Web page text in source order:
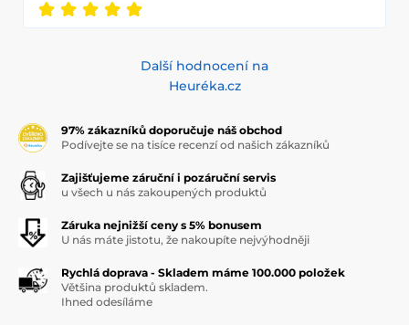
Další hodnocení na
Heuréka.cz
97% zákazníků doporučuje náš obchod
Podívejte se na tisíce recenzí od našich zákazníků
Zajišťujeme záruční i pozáruční servis
u všech u nás zakoupených produktů
Záruka nejnižší ceny s 5% bonusem
U nás máte jistotu, že nakoupíte nejvýhodněji
Rychlá doprava - Skladem máme 100.000 položek
Většina produktů skladem.
Ihned odesíláme